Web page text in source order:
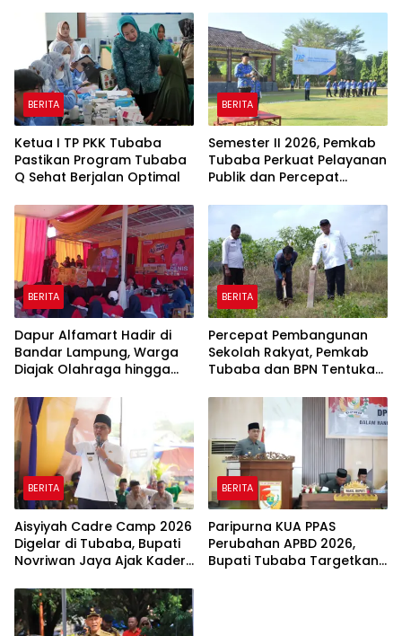
BERITA
Ketua I TP PKK Tubaba
Pastikan Program Tubaba
Q Sehat Berjalan Optimal
BERITA
Semester II 2026, Pemkab
Tubaba Perkuat Pelayanan
Publik dan Percepat
BERITA
Dapur Alfamart Hadir di
Bandar Lampung, Warga
Diajak Olahraga hingga
BERITA
Percepat Pembangunan
Sekolah Rakyat, Pemkab
Tubaba dan BPN Tentukan
BERITA
Aisyiyah Cadre Camp 2026
Digelar di Tubaba, Bupati
Novriwan Jaya Ajak Kader
Pembangunan
BERITA
Paripurna KUA PPAS
Perubahan APBD 2026,
Bupati Tubaba Targetkan